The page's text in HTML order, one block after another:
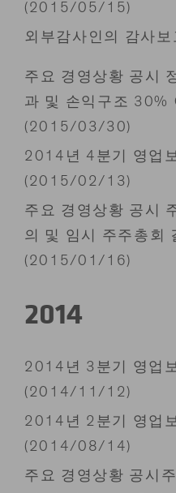
(2015/05/15)
외부감사인의 감사보
주요 경영상황 공시
과 및 손익구조 30%
(2015/03/30)
2014년 4분기 영업
(2015/02/13)
주요 경영상황 공시
의 및 임시 주주총회
(2015/01/16)
2014
2014년 3분기 영업
(2014/11/12)
2014년 2분기 영업
(2014/08/14)
주요 경영상황 공시